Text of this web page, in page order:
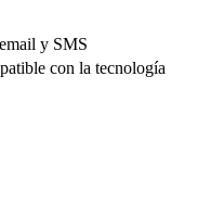
y SMS
con la tecnología